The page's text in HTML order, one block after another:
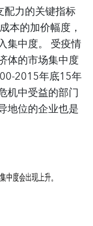
配力的关键指标
本的加价幅度，
集中度。 受疫情
体的市场集中度
2015年底15年
机中受益的部门
地位的企业也是